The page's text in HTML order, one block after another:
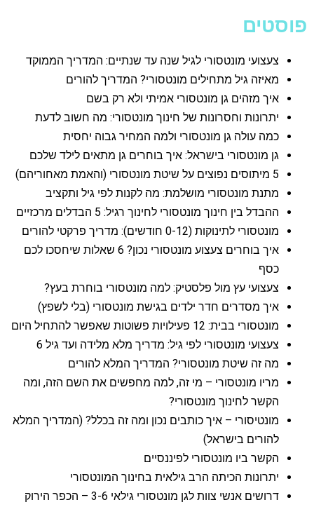
פוסטים
צעצועי מונטסורי לגיל שנה עד שנתיים: המדריך הממוקד
מאיזה גיל מתחילים מונטסורי? המדריך להורים
איך מזהים גן מונטסורי אמיתי ולא רק בשם
יתרונות וחסרונות של חינוך מונטסורי: מה חשוב לדעת
כמה עולה גן מונטסורי ולמה המחיר גבוה יחסית
גן מונטסורי בישראל: איך בוחרים גן מתאים לילד שלכם
5 מיתוסים נפוצים על שיטת מונטסורי (והאמת מאחוריהם)
מתנת מונטסורי מושלמת: מה לקנות לפי גיל ותקציב
ההבדל בין חינוך מונטסורי לחינוך רגיל: 5 הבדלים מרכזיים
מונטסורי לתינוקות (0-12 חודשים): מדריך פרקטי להורים
איך בוחרים צעצוע מונטסורי נכון? 6 שאלות שיחסכו לכם
כסף
צעצועי עץ מול פלסטיק: למה מונטסורי בוחרת בעץ?
איך מסדרים חדר ילדים בגישת מונטסורי (בלי לשפץ)
מונטסורי בבית: 12 פעילויות פשוטות שאפשר להתחיל היום
צעצועי מונטסורי לפי גיל: מדריך מלא מלידה ועד גיל 6
מה זה שיטת מונטסורי? המדריך המלא להורים
מריו מונטסורי – מי זה, למה מחפשים את השם הזה, ומה
הקשר לחינוך מונטסורי?
מונטיסורי – איך כותבים נכון ומה זה בכלל? (המדריך המלא
להורים בישראל)
הקשר ביו מונטסורי לפיננסיים
יתרונות הכיתה הרב גילאית בחינוך המונטסורי
דרושים אנשי צוות לגן מונטסורי גילאי 3-6 – הכפר הירוק